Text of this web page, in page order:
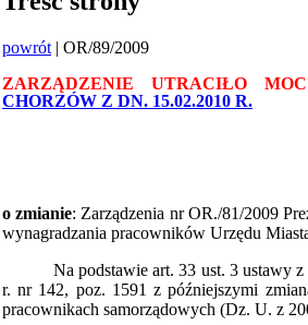
powrót | OR/89/2009
ZARZĄDZENIE UTRACIŁO
CHORZÓW Z DN. 15.02.2010 R.
o zmianie: Zarządzenia nr OR./81/2009
wynagradzania pracowników Urzędu
Na podstawie art. 33 ust. 3 ustawy
r. nr 142, poz. 1591 z późniejszymi
pracownikach samorządowych (Dz. U. z